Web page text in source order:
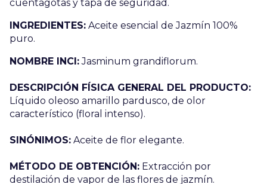
cuentagotas y tapa de seguridad.
INGREDIENTES: Aceite esencial de Jazmín 100%
puro.
NOMBRE INCI:Jasminum grandiflorum.
DESCRIPCIÓN FÍSICA GENERAL DEL PRODUCTO:
Líquido oleoso amarillo pardusco, de olor
característico (floral intenso).
SINÓNIMOS: Aceite de flor elegante.
MÉTODO DE OBTENCIÓN: Extracción por
destilación de vapor de las flores de jazmín.